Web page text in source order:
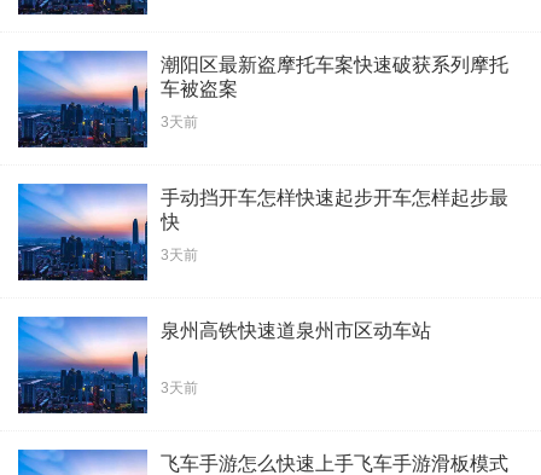
潮阳区最新盗摩托车案快速破获系列摩托
车被盗案
3天前
手动挡开车怎样快速起步开车怎样起步最
快
3天前
泉州高铁快速道泉州市区动车站
3天前
飞车手游怎么快速上手飞车手游滑板模式